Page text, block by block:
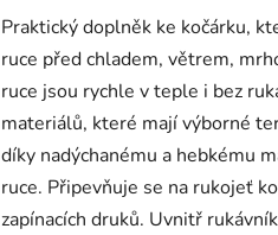
Praktický doplněk ke kočárku,
ruce před chladem, větrem,
ruce jsou rychle v teple i bez
materiálů, které mají výborné
díky nadýchanému a hebké­mu
ruce. Připevňuje se na rukojeť
zapínacích druků. Uvnitř